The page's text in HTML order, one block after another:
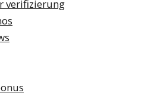
verifizierung